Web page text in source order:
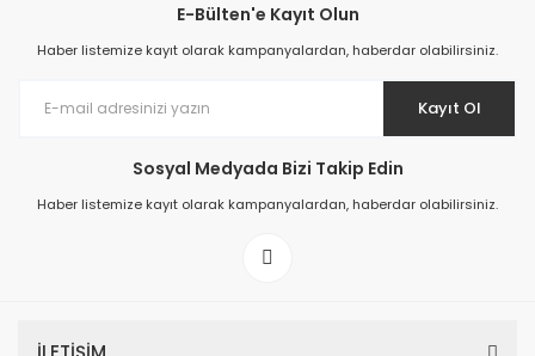
Kadın Şeffaf Terlik - Siyah
E-Bülten'e Kayıt Olun
Haber listemize kayıt olarak kampanyalardan, haberdar olabilirsiniz.
Kayıt Ol
Sosyal Medyada Bizi Takip Edin
Haber listemize kayıt olarak kampanyalardan, haberdar olabilirsiniz.